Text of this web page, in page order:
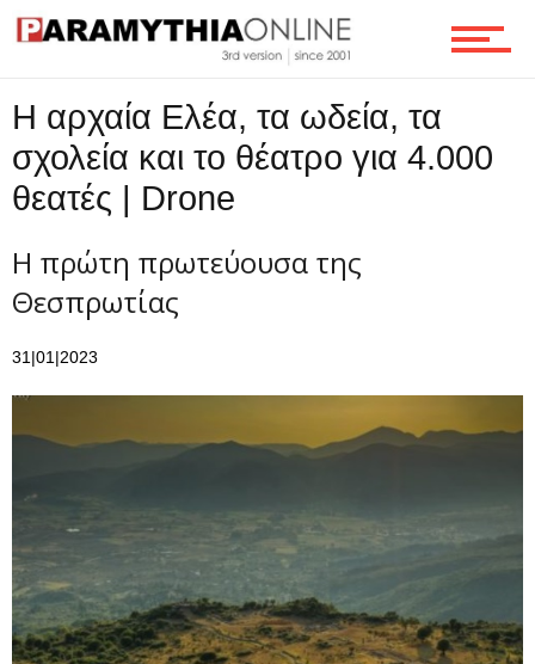
Η αρχαία Ελέα, τα ωδεία, τα
σχολεία και το θέατρο για 4.000
θεατές | Drone
Η πρώτη πρωτεύουσα της
Θεσπρωτίας
31|01|2023